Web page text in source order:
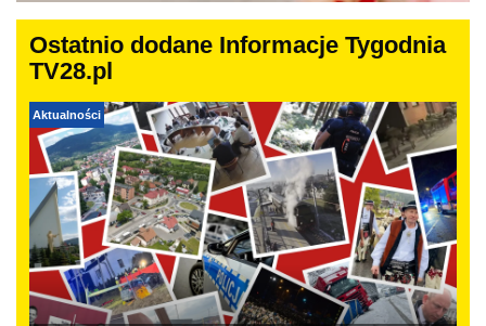
Ostatnio dodane Informacje Tygodnia
TV28.pl
Aktualności